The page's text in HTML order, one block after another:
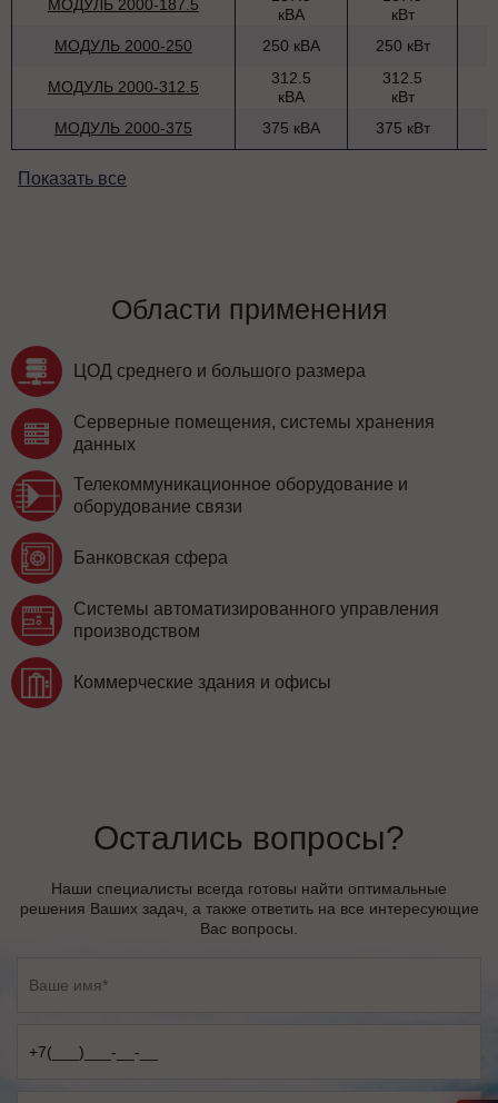
МОДУЛЬ 2000-187.5
кВА
кВт
МОДУЛЬ 2000-250
250 кВА 250 кВт
МОДУЛЬ 2000-312.5
312.5
кВА
312.5
кВт
МОДУЛЬ 2000-375
375 кВА 375 кВт
Показать все
Области применения
ЦОД среднего и большого размера
Серверные помещения, системы хранения
данных
Телекоммуникационное оборудование и
оборудование связи
Банковская сфера
Системы автоматизированного управления
производством
Коммерческие здания и офисы
Остались вопросы?
Наши специалисты всегда готовы найти оптимальные
решения Ваших задач, а также ответить на все интересующие
Вас вопросы.